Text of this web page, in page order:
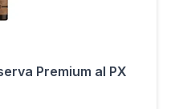
Premium al PX